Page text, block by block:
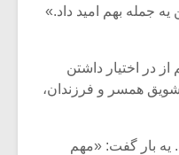
یه جمله بهم امید داد.»
در اختیار داشتن
همسر و فرزندان،
بار گفت: «مهم